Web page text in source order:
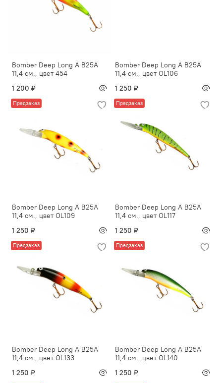
Bomber Deep Long A B25A
11,4 см., цвет 454
1 200 ₽
Bomber Deep Long A B25A
11,4 см., цвет OL106
1 250 ₽
Предзаказ
Bomber Deep Long A B25A
11,4 см., цвет OL109
1 250 ₽
Предзаказ
Bomber Deep Long A B25A
11,4 см., цвет OL117
1 250 ₽
Предзаказ
Bomber Deep Long A B25A
11,4 см., цвет OL133
1 250 ₽
Предзаказ
Bomber Deep Long A B25A
11,4 см., цвет OL140
1 250 ₽